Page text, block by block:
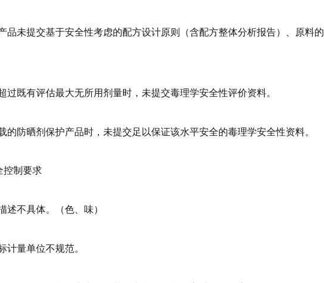
品未提交基于安全性考虑的配方设计原则（含配方整体分析报告）、原料的
过既有评估最大无所用剂量时，未提交毒理学安全性评价资料。
的防晒剂保护产品时，未提交足以保证该水平安全的毒理学安全性资料。
控制要求
述不具体。（色、味）
计量单位不规范。